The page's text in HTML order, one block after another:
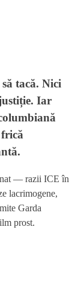
tacă. Nici
Iar
frică
— razii ICE în
lacrimogene,
Garda
prost.